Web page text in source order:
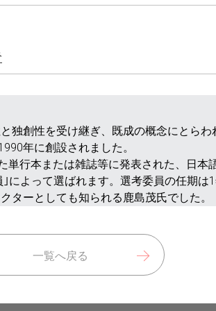
独創性を受け継ぎ、既成の概念にとらわ
年に創設されました。
単行本または雑誌等に発表された、日本
によって選ばれます。選考委員の任期は
ターとしても知られる鹿島茂氏でした。
一覧へ戻る